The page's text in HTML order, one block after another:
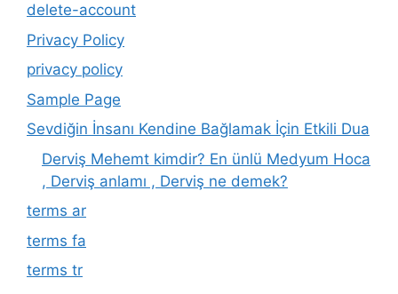
delete-account
Privacy Policy
privacy policy
Sample Page
Sevdiğin İnsanı Kendine Bağlamak İçin Etkili Dua
Derviş Mehemt kimdir? En ünlü Medyum Hoca
, Derviş anlamı , Derviş ne demek?
terms ar
terms fa
terms tr